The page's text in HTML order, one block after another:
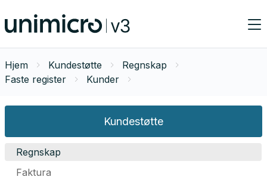
Hjem Kundestøtte
Regnskap
Faste register
Kunder
Kundestøtte
Regnskap
Faktura